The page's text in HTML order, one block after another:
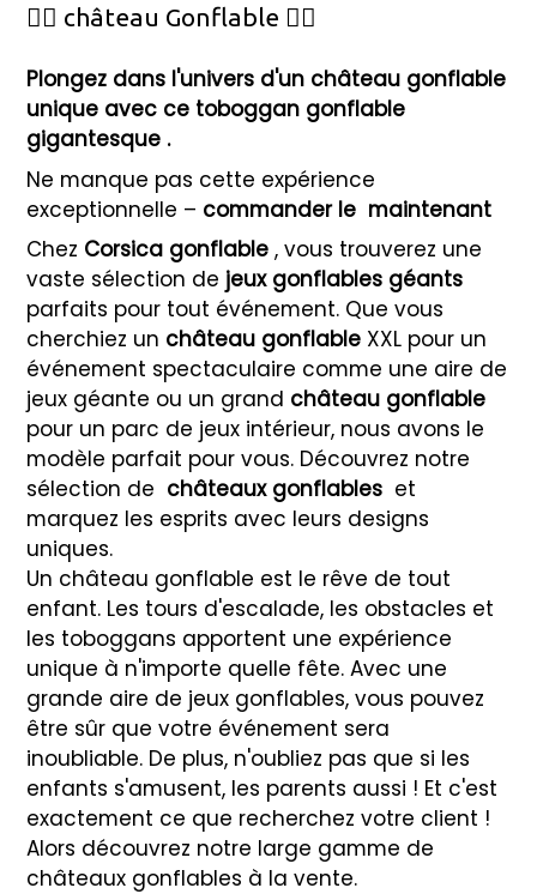
🦸‍♂️ château Gonflable 🦸‍♀️
Plongez dans l'univers d'un château gonflable
unique avec ce toboggan gonflable
gigantesque .
Ne manque pas cette expérience
exceptionnelle – commander le maintenant
Chez Corsica gonflable , vous trouverez une
vaste sélection de jeux gonflables géants
parfaits pour tout événement. Que vous
cherchiez un château gonflable XXL pour un
événement spectaculaire comme une aire de
jeux géante ou un grand château gonflable
pour un parc de jeux intérieur, nous avons le
modèle parfait pour vous. Découvrez notre
sélection de châteaux gonflables et
marquez les esprits avec leurs designs
uniques.
Un château gonflable est le rêve de tout
enfant. Les tours d'escalade, les obstacles et
les toboggans apportent une expérience
unique à n'importe quelle fête. Avec une
grande aire de jeux gonflables, vous pouvez
être sûr que votre événement sera
inoubliable. De plus, n'oubliez pas que si les
enfants s'amusent, les parents aussi ! Et c'est
exactement ce que recherchez votre client !
Alors découvrez notre large gamme de
châteaux gonflables à la vente.